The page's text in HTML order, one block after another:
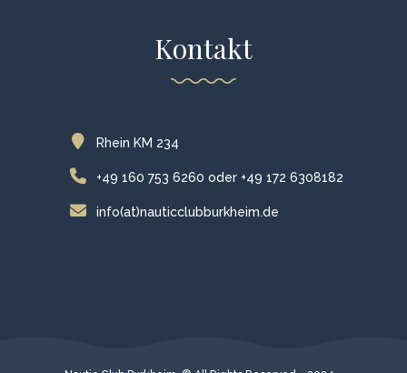
Kontakt
Rhein KM 234
+49 160 753 6260 oder +49 172 6308182
info(at)nauticclubburkheim.de